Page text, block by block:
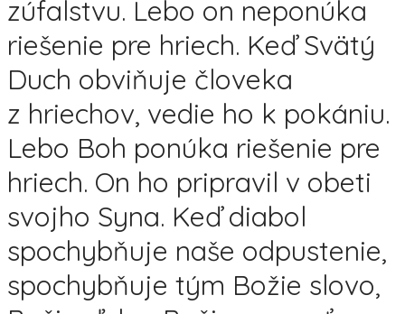
zúfalstvu. Lebo on neponúka
riešenie pre hriech. Keď Svätý
Duch obviňuje človeka
z hriechov, vedie ho k pokániu.
Lebo Boh ponúka riešenie pre
hriech. On ho pripravil v obeti
svojho Syna. Keď diabol
spochybňuje naše odpustenie,
spochybňuje tým Božie slovo,